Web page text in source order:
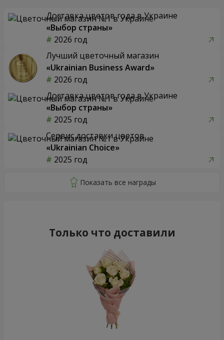
Доставка цветов года в Украине
«Выбор страны»
2026 год
Лучший цветочный магазин
«Ukrainian Business Award»
2026 год
Доставка цветов года в Украине
«Выбор страны»
2025 год
Сервис доставки цветов
«Ukrainian Choice»
2025 год
Только что доставили